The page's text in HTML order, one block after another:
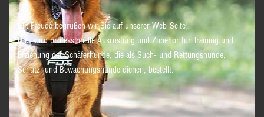
Mit Freude begrüßen wir Sie auf unserer Web-Seite!
Hier wird professionelle Ausrüstung und Zubehör für Training und
Erziehung der Schäferhunde, die als Such- und Rettungshunde,
Schutz- und Bewachungshunde dienen, bestellt.